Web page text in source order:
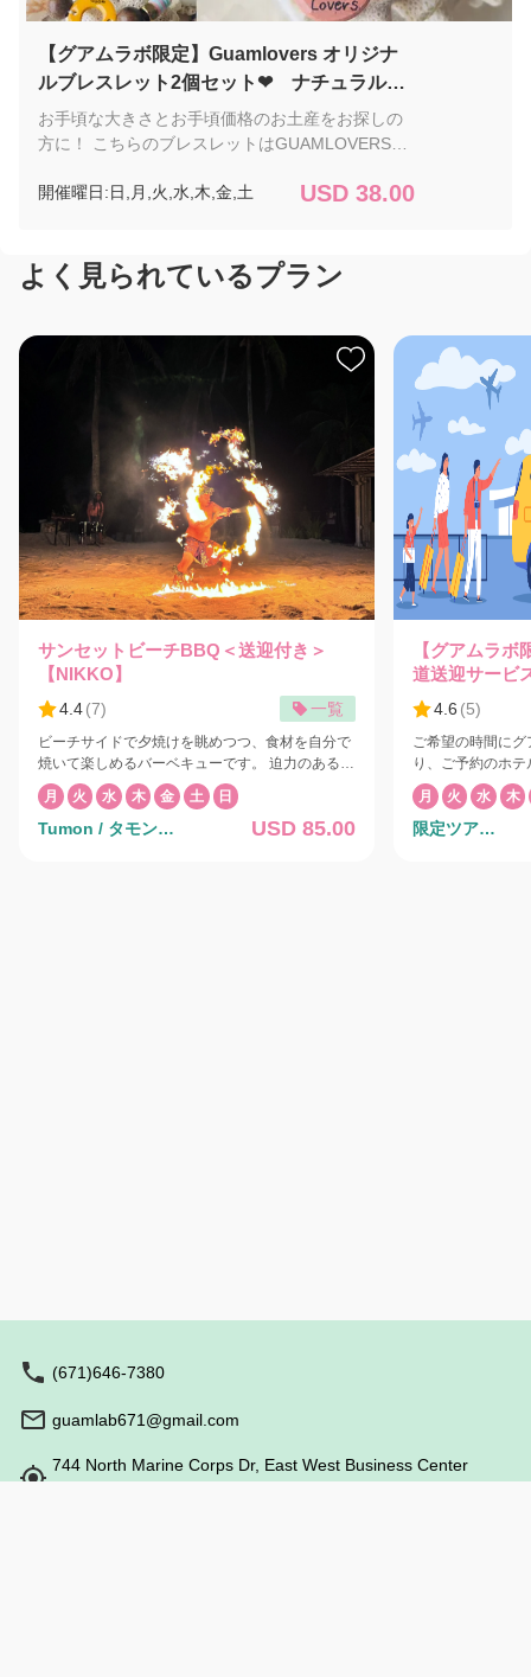
ただけます。オプションで追加注文可。 ご要望欄
に必ずご希望のモチーフの内訳を御記載くださ
い。 ご希望の日に、お泊りのホテルまでお届けい
たします。 製造元: Sayo-Made
【グアムラボ限定】Guamlovers オリジナ
ルブレスレット2個セット❤︎ ナチュラル素
材＆レジン
お手頃な大きさとお手頃価格のお土産をお探しの
方に！ こちらのブレスレットはGUAMLOVERSの
GUAMLOVERSの文字が入ったシンプルなデザイ
のオリジナルアイテムを作っていただきました。
レジン部分以外の細部はおまかせとなりますが、
に入れてのお泊まりのホテル(タモン・タムニン
グ）までお届けいたしますので、お土産にもご自
為、、注文は2個セットからとなります。 オプシ
ョンで追加可。要望欄に必ずレジン部分の色を ご
指定の上ご注文ください。 ご希望の日に、お泊り
のホテルまでお届けいたします。 商品のサイズ：
製造元: Sayo-Made
開催曜日:日,月,火,水,木,金,土 USD 38.00
よく見られているプラン
サンセットビーチBBQ＜送迎付き＞
【NIKKO】
4.4(7) 一覧
ビーチサイドで夕焼けを眺めつつ、食材を自分で
焼いて楽しめるバーベキューです。 迫力のあるフ
ァイヤーダンス、ポリネシアンショーも目の前で
鑑賞できます。 夕暮れ時のビーチサイドでのディ
ナーをダンスショーとともにお楽しみください。
ホテルニッコーグアムまたはザ・ツバキタワーの
リゾナレ 5:30pm ヒルトン 5:35pm
ラ・クラウン・ホリデーリゾート 5:45pm グラ
ラザホテルとなります。 ハイアット 5:55pm デ
月 火 水 木 金 土 日
Tumon / タモン地
USD 85.00
【グアムラ
道送迎サービ
4.6 (5)
ご希望の時間に
り、ご予約のホ
でお送りします
なります。 料金にはお一人1個のスーツケースが
含まれます。追
月 火 水 木
限定ツア
(671)646-7380
guamlab671@gmail.com
744 North Marine Corps Dr, East West Business Center